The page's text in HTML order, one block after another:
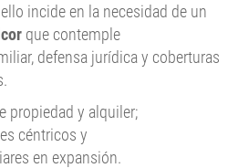
incide en la necesidad de un
que contemple
defensa jurídica y coberturas
propiedad y alquiler;
céntricos y
en expansión.